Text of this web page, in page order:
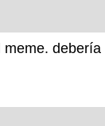
debería